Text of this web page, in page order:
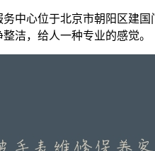
中心位于北京市朝阳区建
洁，给人一种专业的感觉。